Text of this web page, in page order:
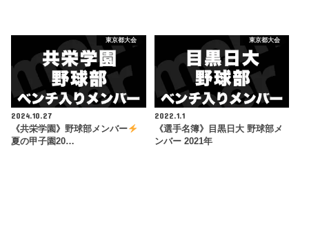
東京都大会
2024.10.27
《共栄学園》野球部メンバー
夏の甲子園20…
東京都大会
2022.1.1
《選手名簿》目黒日大 野球部メ
ンバー 2021年